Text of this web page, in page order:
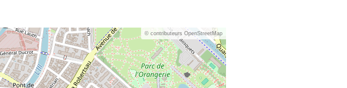
© contributeurs OpenStreetMap